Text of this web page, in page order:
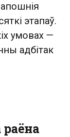
этапаў.
умовах —
адбітак